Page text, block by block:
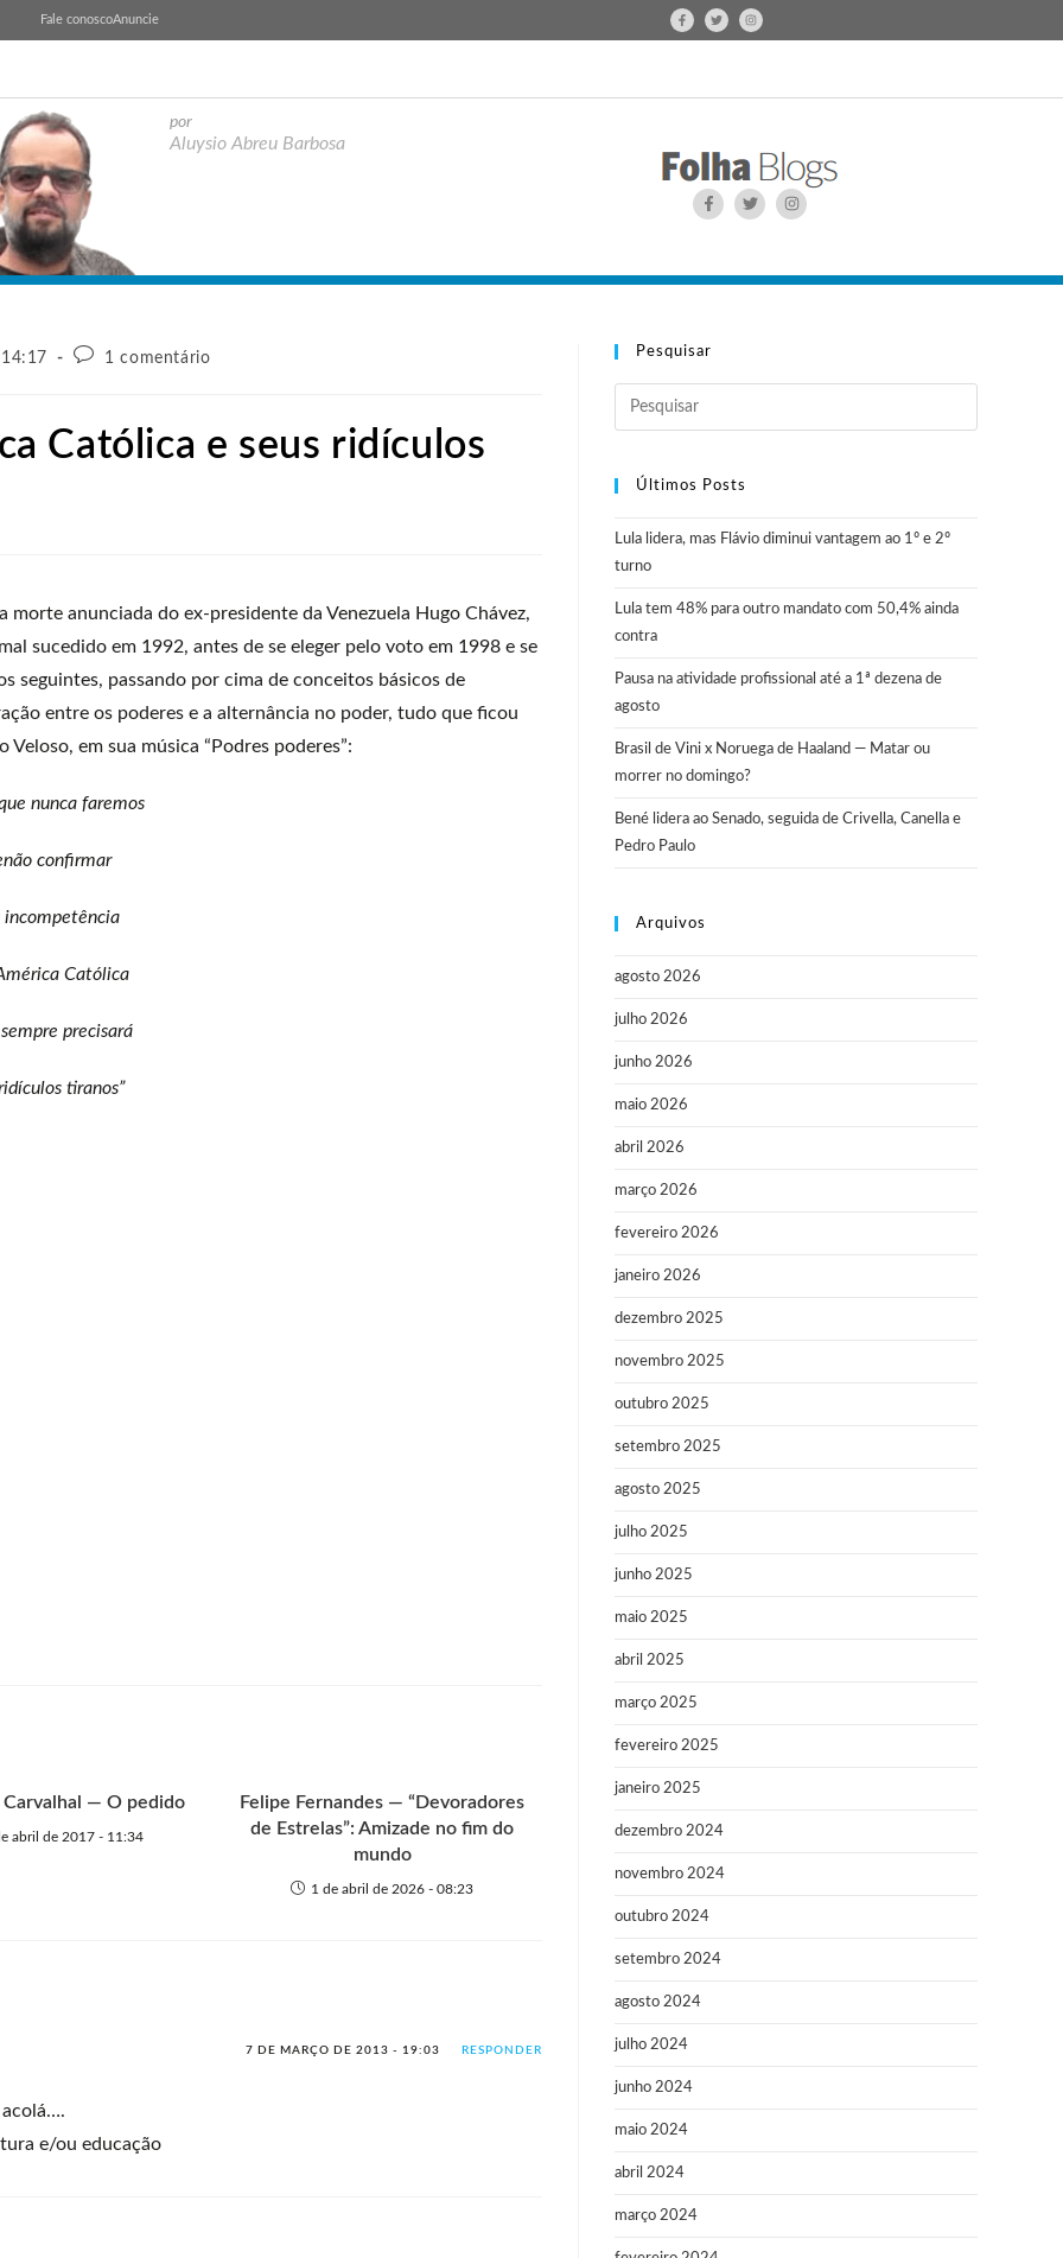
Fale conoscoAnuncie
por
Aluysio Abreu Barbosa
1 comentário
Católica e seus ridículos
anunciada do ex-presidente da Venezuela Hugo Chávez,
sucedido em 1992, antes de se eleger pelo voto em 1998 e se
seguintes, passando por cima de conceitos básicos de
entre os poderes e a alternância no poder, tudo que ficou
em sua música “Podres poderes”:
nunca faremos
confirmar
incompetência
Católica
precisará
tiranos”
— O pedido
abril de 2017 - 11:34
Felipe Fernandes — “Devoradores
de Estrelas”: Amizade no fim do
mundo
1 de abril de 2026 - 08:23
7 DE MARÇO DE 2013 - 19:03 RESPONDER
acolá….
e/ou educação
Pesquisar
Últimos Posts
Lula lidera, mas Flávio diminui vantagem ao 1º e 2º
turno
Lula tem 48% para outro mandato com 50,4% ainda
contra
Pausa na atividade profissional até a 1ª dezena de
agosto
Brasil de Vini x Noruega de Haaland — Matar ou
morrer no domingo?
Bené lidera ao Senado, seguida de Crivella, Canella e
Pedro Paulo
Arquivos
agosto 2026
julho 2026
junho 2026
maio 2026
abril 2026
março 2026
fevereiro 2026
janeiro 2026
dezembro 2025
novembro 2025
outubro 2025
setembro 2025
agosto 2025
julho 2025
junho 2025
maio 2025
abril 2025
março 2025
fevereiro 2025
janeiro 2025
dezembro 2024
novembro 2024
outubro 2024
setembro 2024
agosto 2024
julho 2024
junho 2024
maio 2024
abril 2024
março 2024